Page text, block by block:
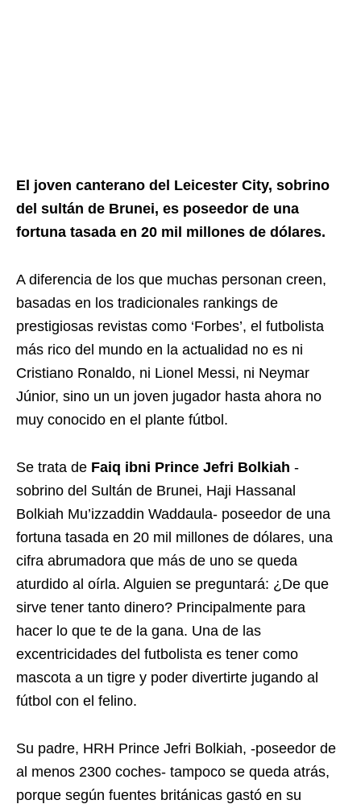
El joven canterano del Leicester City, sobrino
del sultán de Brunei, es poseedor de una
fortuna tasada en 20 mil millones de dólares.
A diferencia de los que muchas personan creen,
basadas en los tradicionales rankings de
prestigiosas revistas como ‘Forbes’, el futbolista
más rico del mundo en la actualidad no es ni
Cristiano Ronaldo, ni Lionel Messi, ni Neymar
Júnior, sino un un joven jugador hasta ahora no
muy conocido en el plante fútbol.
Se trata de Faiq ibni Prince Jefri Bolkiah -
sobrino del Sultán de Brunei, Haji Hassanal
Bolkiah Mu’izzaddin Waddaula- poseedor de una
fortuna tasada en 20 mil millones de dólares, una
cifra abrumadora que más de uno se queda
aturdido al oírla. Alguien se preguntará: ¿De que
sirve tener tanto dinero? Principalmente para
hacer lo que te de la gana. Una de las
excentricidades del futbolista es tener como
mascota a un tigre y poder divertirte jugando al
fútbol con el felino.
Su padre, HRH Prince Jefri Bolkiah, -poseedor de
al menos 2300 coches- tampoco se queda atrás,
porque según fuentes británicas gastó en su